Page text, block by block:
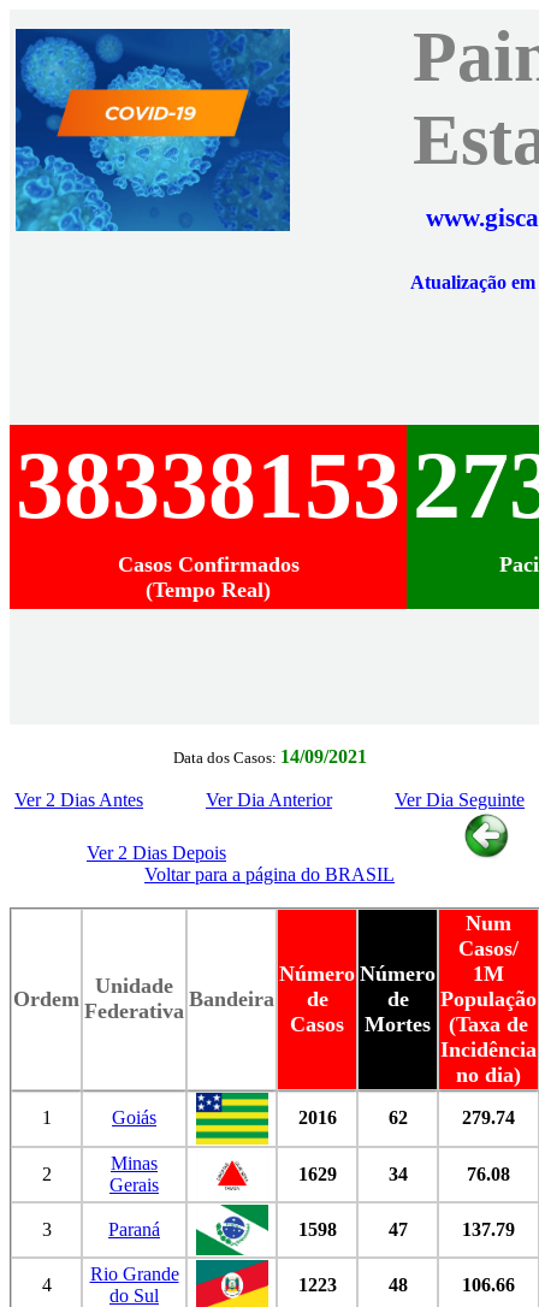
Atualização
38338153
Casos Confirmados
(Tempo Real)
Data dos Casos: 14/09/2021
Ver 2 Dias Antes Ver Dia Anterior Ver Dia Seguinte
Ver 2 Dias Depois
Voltar para a página do BRASIL
Ordem
Unidade
Federativa Bandeira
Número
de
Casos
Número
de
Mortes
Num
Casos/
1M
População
(Taxa de
Incidência
no dia)
1 Goiás 2016 62 279.74
2
Minas
Gerais
1629 34 76.08
3 Paraná 1598 47 137.79
4
Rio Grande
do Sul
1223 48 106.66